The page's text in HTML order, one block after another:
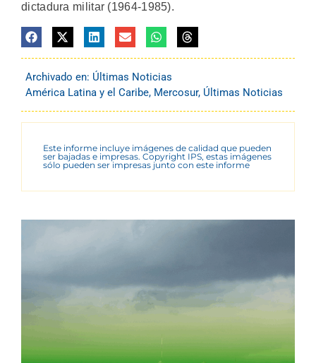
dictadura militar (1964-1985).
Archivado en: Últimas Noticias
América Latina y el Caribe, Mercosur, Últimas Noticias
Este informe incluye imágenes de calidad que pueden
ser bajadas e impresas. Copyright IPS, estas imágenes
sólo pueden ser impresas junto con este informe